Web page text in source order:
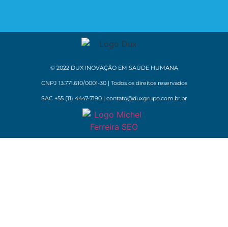
© 2022 DUX INOVAÇÃO EM SAÚDE HUMANA
CNPJ 13.771.610/0001-30 | Todos os direitos reservados
SAC +55 (11) 4447-7190 | contato@duxgrupo.com.br.br